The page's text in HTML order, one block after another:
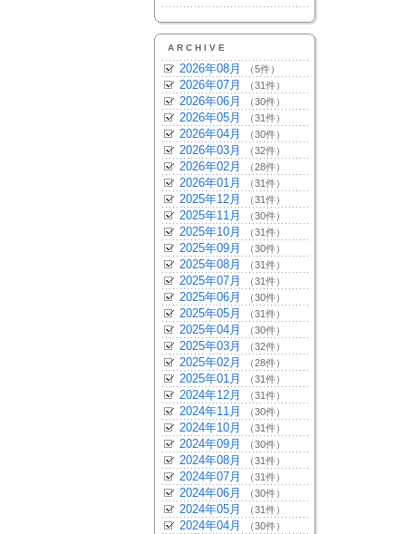
ARCHIVE
2026年08月 （5件）
2026年07月 （31件）
2026年06月 （30件）
2026年05月 （31件）
2026年04月 （30件）
2026年03月 （32件）
2026年02月 （28件）
2026年01月 （31件）
2025年12月 （31件）
2025年11月 （30件）
2025年10月 （31件）
2025年09月 （30件）
2025年08月 （31件）
2025年07月 （31件）
2025年06月 （30件）
2025年05月 （31件）
2025年04月 （30件）
2025年03月 （32件）
2025年02月 （28件）
2025年01月 （31件）
2024年12月 （31件）
2024年11月 （30件）
2024年10月 （31件）
2024年09月 （30件）
2024年08月 （31件）
2024年07月 （31件）
2024年06月 （30件）
2024年05月 （31件）
2024年04月 （30件）